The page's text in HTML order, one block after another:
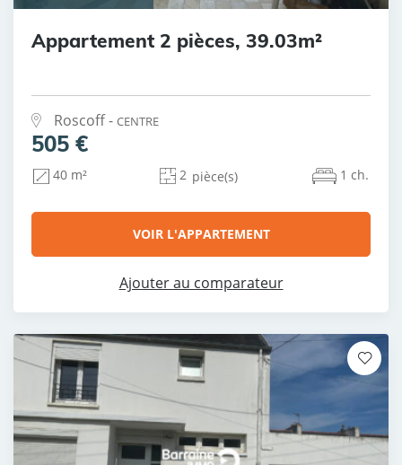
Appartement 2 pièces, 39.03m²
Roscoff - CENTRE
505 €
40 m² 2 pièce(s) 1 ch.
VOIR L'APPARTEMENT
Ajouter au comparateur